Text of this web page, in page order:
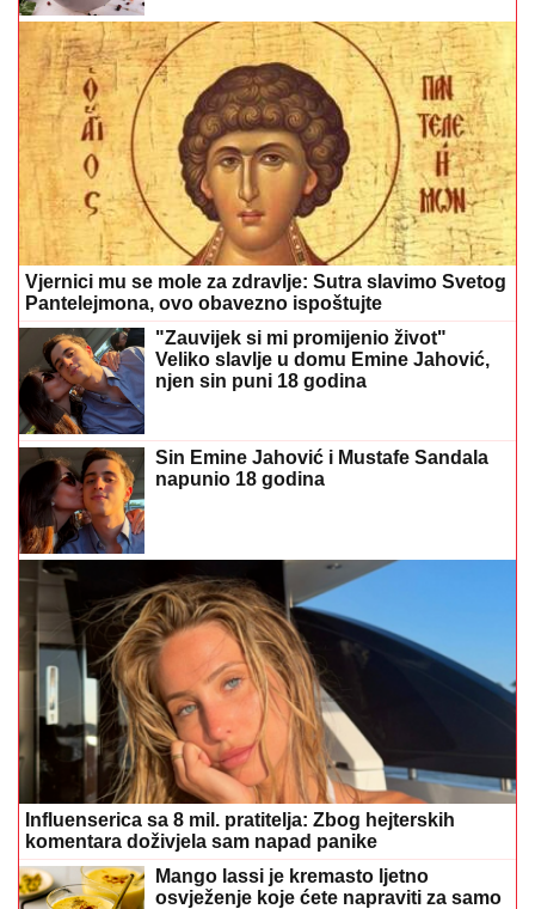
Vjernici mu se mole za zdravlje: Sutra slavimo Svetog
Pantelejmona, ovo obavezno ispoštujte
"Zauvijek si mi promijenio život"
Veliko slavlje u domu Emine Jahović,
njen sin puni 18 godina
Sin Emine Jahović i Mustafe Sandala
napunio 18 godina
Influenserica sa 8 mil. pratitelja: Zbog hejterskih
komentara doživjela sam napad panike
Mango lassi je kremasto ljetno
osvježenje koje ćete napraviti za samo